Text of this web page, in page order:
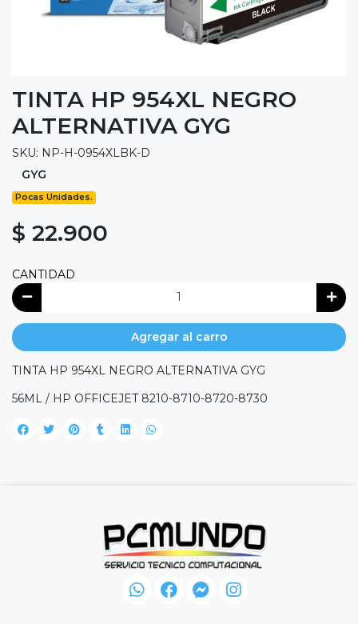
TINTA HP 954XL NEGRO
ALTERNATIVA GYG
SKU: NP-H-0954XLBK-D
GYG
Pocas Unidades.
$ 22.900
CANTIDAD
Agregar al carro
TINTA HP 954XL NEGRO ALTERNATIVA GYG
56ML / HP OFFICEJET 8210-8710-8720-8730